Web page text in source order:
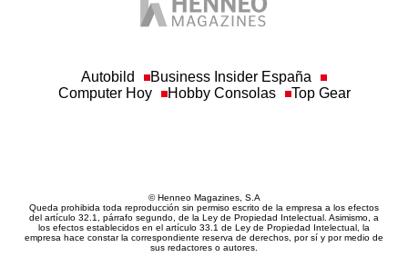
Computer Hoy
Hobby Consolas Top Gear
del artículo 32.1, párrafo segundo, de la Ley de Propiedad Intelectual. Asimismo, a
los efectos establecidos en el artículo 33.1 de Ley de Propiedad Intelectual, la
empresa hace constar la correspondiente reserva de derechos, por sí y por medio de
sus redactores o autores.